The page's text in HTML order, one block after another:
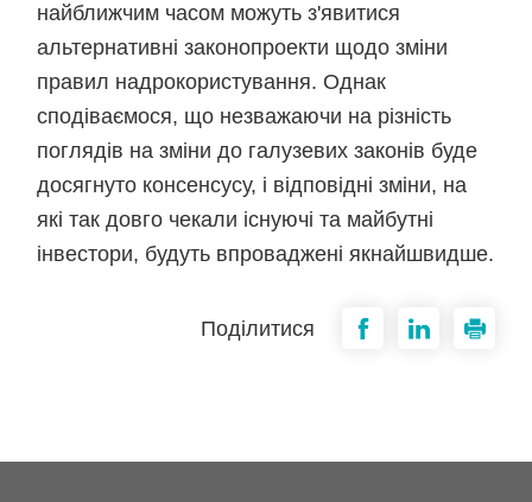
найближчим часом можуть з'явитися
альтернативні законопроекти щодо зміни
правил надрокористування. Однак
сподіваємося, що незважаючи на різність
поглядів на зміни до галузевих законів буде
досягнуто консенсусу, і відповідні зміни, на
які так довго чекали існуючі та майбутні
інвестори, будуть впроваджені якнайшвидше.
Поділитися